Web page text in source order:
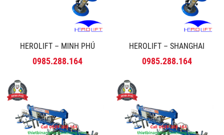
HEROLIFT – MINH PHÚ
0985.288.164
HEROLIFT – SHANGHAI
0985.288.164